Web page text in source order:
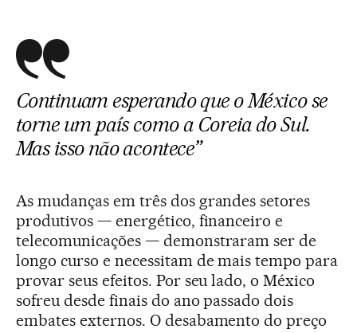
Continuam esperando que o México se
torne um país como a Coreia do Sul.
Mas isso não acontece”
As mudanças em três dos grandes setores
produtivos — energético, financeiro e
telecomunicações — demonstraram ser de
longo curso e necessitam de mais tempo para
provar seus efeitos. Por seu lado, o México
sofreu desde finais do ano passado dois
embates externos. O desabamento do preço